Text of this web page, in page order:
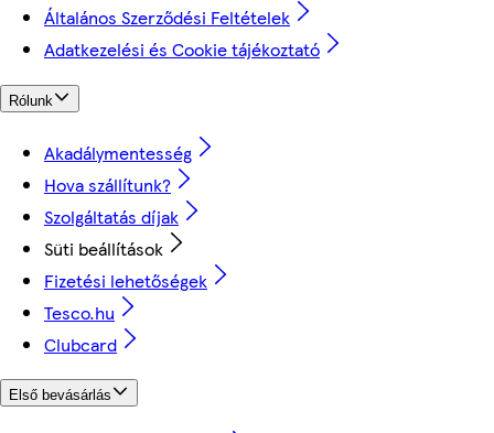
Általános Szerződési Feltételek
Adatkezelési és Cookie tájékoztató
Rólunk
Akadálymentesség
Hova szállítunk?
Szolgáltatás díjak
Süti beállítások
Fizetési lehetőségek
Tesco.hu
Clubcard
Első bevásárlás